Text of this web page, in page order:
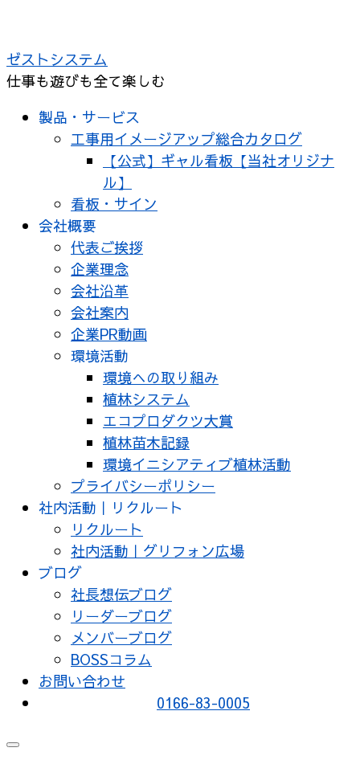
テ
ン
ゼストシステム
仕事も遊びも全て楽しむ
製品・サービス
工事用イメージアップ総合カタログ
【公式】ギャル看板【当社オリジナ
ル】
看板・サイン
会社概要
代表ご挨拶
企業理念
会社沿革
会社案内
企業PR動画
環境活動
環境への取り組み
植林システム
エコプロダクツ大賞
植林苗木記録
環境イニシアティブ植林活動
プライバシーポリシー
社内活動｜リクルート
リクルート
社内活動｜グリフォン広場
ブログ
社長想伝ブログ
リーダーブログ
メンバーブログ
BOSSコラム
お問い合わせ
0166-83-0005
メ